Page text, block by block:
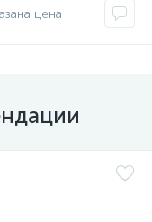
ВЕТА 200
цена